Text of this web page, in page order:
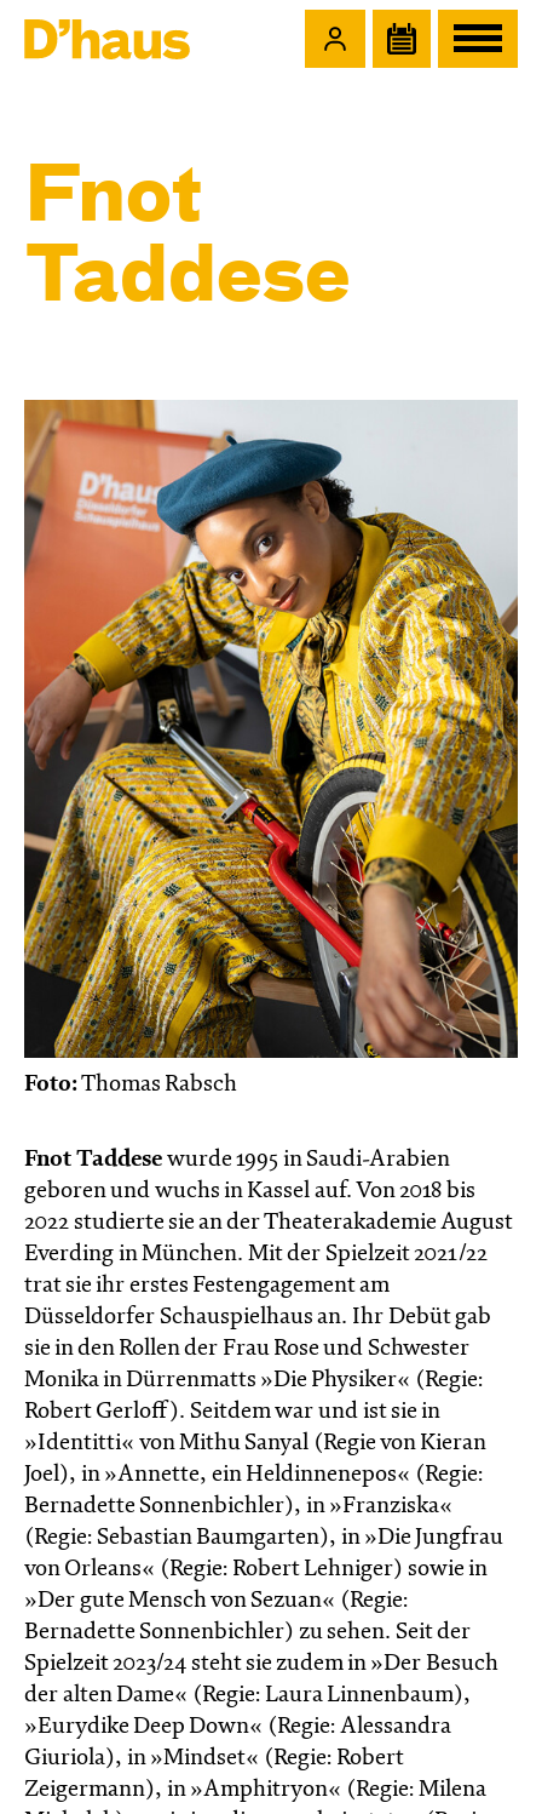
Fnot
Taddese
Foto:Thomas Rabsch
Fnot Taddese wurde 1995 in Saudi-Arabien
geboren und wuchs in Kassel auf. Von 2018 bis
2022 studierte sie an der Theaterakademie August
Everding in München. Mit der Spielzeit 2021/22
trat sie ihr erstes Festengagement am
Düsseldorfer Schauspielhaus an. Ihr Debüt gab
sie in den Rollen der Frau Rose und Schwester
Monika in Dürrenmatts »Die Physiker« (Regie:
Robert Gerloff).​ Seitdem war und ist sie in
»Identitti« von Mithu Sanyal (Regie von Kieran
Joel), in »Annette, ein Heldinnenepos« (Regie:
Bernadette Sonnenbichler), in »Franziska«
(Regie: Sebastian Baumgarten), in »Die Jungfrau
von Orleans« (Regie: Robert Lehniger) sowie in
»Der gute Mensch von Sezuan« (Regie:
Bernadette Sonnenbichler) zu sehen. Seit der
Spielzeit 2023/24 steht sie zudem in »Der Besuch
der alten Dame« (Regie: Laura Linnenbaum),
»Eurydike Deep Down« (Regie: Alessandra
Giuriola), in »Mindset« (Regie: Robert
Zeigermann), in »Amphitryon« (Regie: Milena